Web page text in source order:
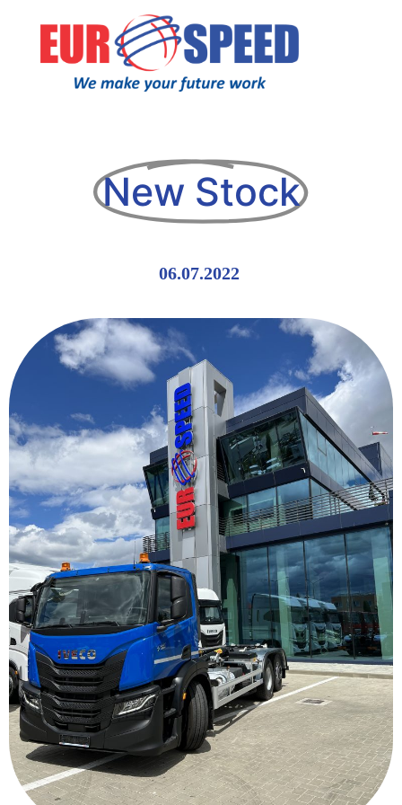
New Stock
06.07.2022